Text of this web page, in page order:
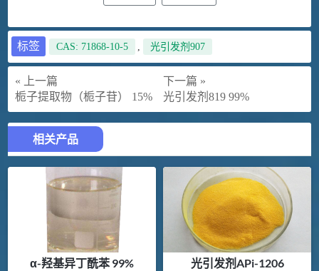
标签 CAS: 71868-10-5 , 光引发剂907
« 上一篇
栀子提取物（栀子苷） 15%
下一篇 »
光引发剂819 99%
相关产品
α-羟基异丁酰苯 99% 光引发剂APi-1206